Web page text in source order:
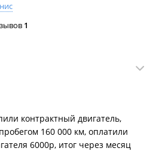
1
контрактный двигатель,
160 000 км, оплатили
6000р, итог через месяц